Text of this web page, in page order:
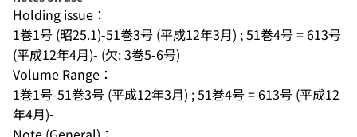
Holding issue：
1巻1号 (昭25.1)-51巻3号 (平成12年3月) ; 51巻4号 = 613号
(平成12年4月)- (欠: 3巻5-6号)
Volume Range：
1巻1号-51巻3号 (平成12年3月) ; 51巻4号 = 613号 (平成12
年4月)-